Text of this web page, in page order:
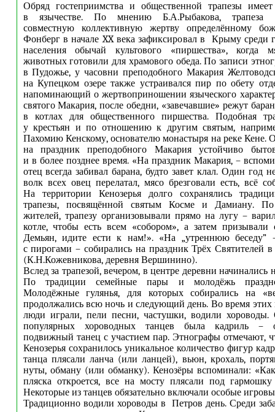
Обряд гостеприимства и общественной трапезы
в язычестве. По мнению Б.А.Рыбакова, трапеза
совместную коллективную жертву определённому
Фонберг в начале XX века зафиксировал в Крыму среди
населения обычай культового «пиршества», когда
животных готовили для храмового обеда. По записи
в Пудожье, у часовни преподобного Макария
на Купецком озере также устраивался пир по обету
напоминающий о жертвоприношении языческого
святого Макария, после обедни, «завечавшие» режут
в котлах для общественного пиршества. Подобная
у крестьян и по отношению к другим святым,
Пахомию Кенскому, основателю монастыря на реке Кене.
на праздник преподобного Макария устойчиво
и в более позднее время. «На праздник Макария, –
отец всегда забивал барана, будто завет клал. Один год
волк всех овец перелатал, мясо брезговали есть, всё
На территории Кенозерья долго сохранялись
трапезы, посвящённой святым Косме и Дамиану. По
жителей, трапезу организовывали прямо на лугу –
котле, чтобы есть всем «собором», а затем призывали
Демьян, идите ести к нам!». «На „утреннюю беседу”
с пирогами – собирались на праздник Трёх Святителей
(К.Н.Кожевникова, деревня Вершинино).
Вслед за трапезой, вечером, в центре деревни начинались
По традиции семейные пары и молодёжь
Молодёжные гулянья, для которых собирались на
продолжались всю ночь и следующий день. Во время
люди играли, пели песни, частушки, водили
популярных хороводных танцев была кадриль –
подвижный танец с участием пар. Этнографы отмечают,
Кенозерья сохранилось уникальное количество фигур
танца плясали ланча (или ланцей), вьюн, крохаль,
нуты, обману (или обманку). Кенозёры вспоминали:
пляска откроется, все на мосту плясали под
Некоторые из танцев обязательно включали особые
Традиционно водили хороводы в Петров день. Среди